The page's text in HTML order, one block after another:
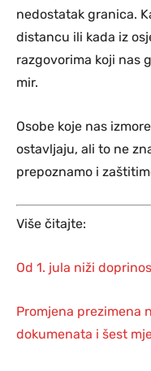
nedostatak granica.
distancu ili kada iz
razgovorima koji nas
mir.
Osobe koje nas
ostavljaju, ali to ne
prepoznamo i
Više čitajte:
Od 1. jula niži
Promjena prezimena
dokumenata i šest